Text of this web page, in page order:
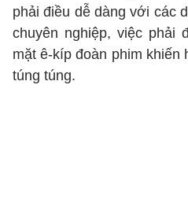
phải điều dễ dàng với các
chuyên nghiệp, việc phải
mặt ê-kíp đoàn phim khiến
túng túng.